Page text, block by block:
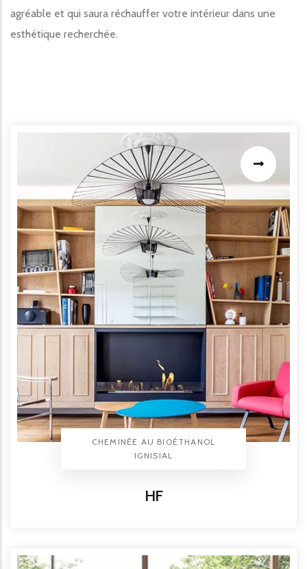
agréable et qui saura réchauffer votre intérieur dans une
esthétique recherchée.
TYPE PRODUIT
CHEMINÉE AU BIOÉTHANOL
IGNISIAL
HF